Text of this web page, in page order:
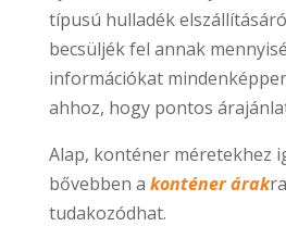
típusú hulladék
becsüljék fel annak
információkat
ahhoz, hogy pontos
Alap, konténer méretekhez
bővebben a konténer árak
tudakozódhat.